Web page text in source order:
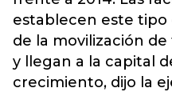
establecen este
de la movilización
y llegan a la capital
crecimiento, dijo la